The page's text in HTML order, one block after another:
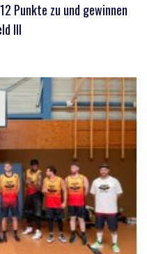
Punkte zu und gewinnen
III